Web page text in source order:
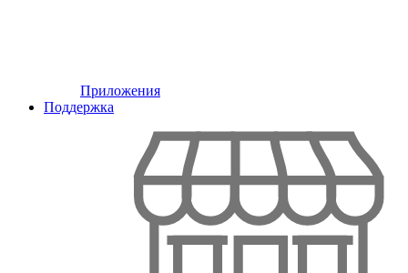
Приложения
Поддержка